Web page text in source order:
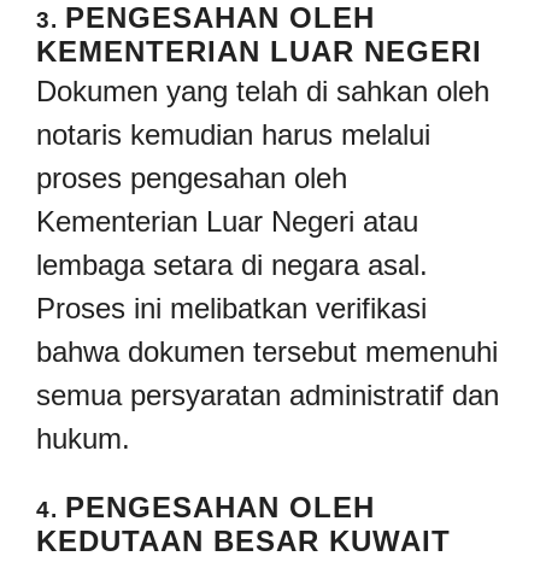
3. PENGESAHAN OLEH
KEMENTERIAN LUAR NEGERI
Dokumen yang telah di sahkan oleh
notaris kemudian harus melalui
proses pengesahan oleh
Kementerian Luar Negeri atau
lembaga setara di negara asal.
Proses ini melibatkan verifikasi
bahwa dokumen tersebut memenuhi
semua persyaratan administratif dan
hukum.
4. PENGESAHAN OLEH
KEDUTAAN BESAR KUWAIT